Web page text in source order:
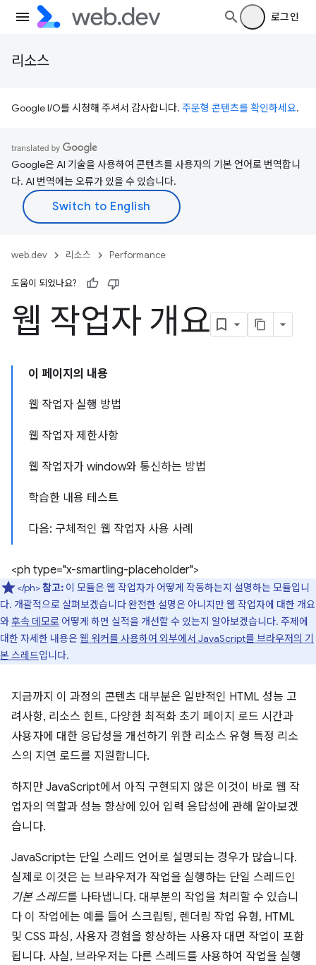
로그인
리소스
Google I/O를 시청해 주셔서 감사합니다. 주문형 콘텐츠를 확인하세요.
Google은 AI 기술을 사용하여 콘텐츠를 사용자의 기본 언어로 번역합니
다. AI 번역에는 오류가 있을 수 있습니다.
web.dev 리소스 Performance
도움이 되었나요?
웹 작업자 개요
이 페이지의 내용
웹 작업자 실행 방법
웹 작업자 제한사항
웹 작업자가 window와 통신하는 방법
학습한 내용 테스트
다음: 구체적인 웹 작업자 사용 사례
<ph type="x-smartling-placeholder">
</ph>참고: 이 모듈은 웹 작업자가 어떻게 작동하는지 설명하는 모듈입니
다. 개괄적으로 살펴보겠습니다 완전한 설명은 아니지만 웹 작업자에 대한 개요
와후속 데모로 어떻게 하면 실적을 개선할 수 있는지 알아보겠습니다. 주제에
대한 자세한 내용은웹 워커를 사용하여 외부에서 JavaScript를 브라우저의 기
본 스레드입니다.
지금까지 이 과정의 콘텐츠 대부분은 일반적인 HTML 성능 고
려사항, 리소스 힌트, 다양한 최적화 초기 페이지 로드 시간과
사용자에 대한 응답성을 개선하기 위한 리소스 유형 특정 리소
스의 지연 로드를 지원합니다.
하지만 JavaScript에서 아직 구현되지 않은 이것이 바로 웹 작
업자의 역할과 성능 향상에 있어 입력 응답성에 관해 알아보겠
습니다.
JavaScript는 단일 스레드 언어로 설명되는 경우가 많습니다.
실제로 이것은 는 브라우저가 작업을 실행하는 단일 스레드인
기본 스레드를 나타냅니다. 대부분의 작업을 처리할 수 있습니
다 이 작업에는 예를 들어 스크립팅, 렌더링 작업 유형, HTML
및 CSS 파싱, 사용자 경험을 향상하는 사용자 대면 작업이 포함
됩니다. 사실, 브라우저는 다른 스레드를 사용하여 작업을 실행